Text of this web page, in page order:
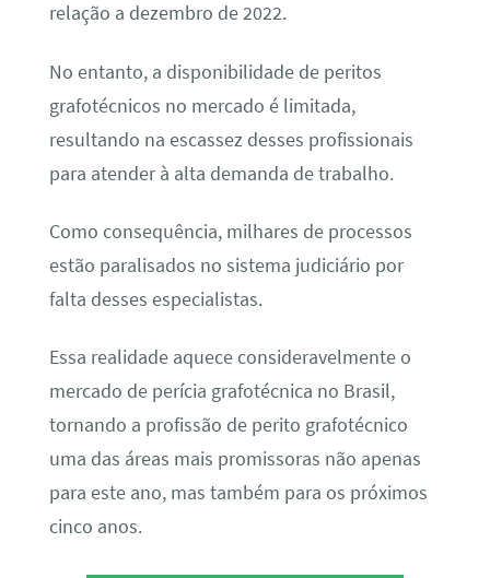
relação a dezembro de 2022.
No entanto, a disponibilidade de peritos
grafotécnicos no mercado é limitada,
resultando na escassez desses profissionais
para atender à alta demanda de trabalho.
Como consequência, milhares de processos
estão paralisados no sistema judiciário por
falta desses especialistas.
Essa realidade aquece consideravelmente o
mercado de perícia grafotécnica no Brasil,
tornando a profissão de perito grafotécnico
uma das áreas mais promissoras não apenas
para este ano, mas também para os próximos
cinco anos.